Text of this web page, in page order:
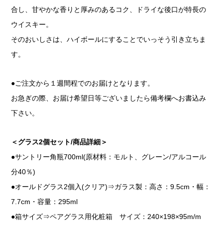
合し、甘やかな香りと厚みのあるコク、ドライな後口が特長の
ウイスキー。
そのおいしさは、ハイボールにすることでいっそう引き立ちま
す。
●ご注文から１週間程でのお届けとなります。
お急ぎの際、お届け希望日等ございましたら備考欄へお書込み
下さい。
＜グラス2個セット/商品詳細＞
●サントリー角瓶700ml(原材料：モルト、グレーン/アルコール
分40％)
●オールドグラス2個入(クリア)⇒ガラス製：高さ：9.5cm・幅：
7.7cm・容量：295ml
●箱サイズ⇒ペアグラス用化粧箱 サイズ：240×198×95m/m